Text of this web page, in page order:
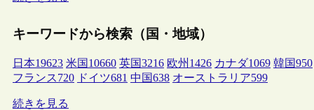
キーワードから検索（国・地域）
日本19623 米国 10660 英国3216 欧州 1426 カナダ1069 韓国950
フランス720 ドイツ681 中国638 オーストラリア599
続きを見る